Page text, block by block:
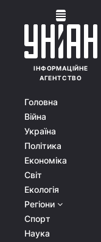
ІНФОРМАЦІЙНЕ
АГЕНТСТВО
Головна
Війна
Україна
Політика
Економіка
Світ
Екологія
Регіони
Спорт
Наука